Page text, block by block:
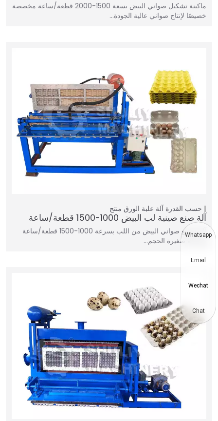
ماكينة تشكيل صواني البيض بسعة 1500-2000 قطعة/ساعة مخصصة
خصيصًا لإنتاج صواني عالية الجودة…
حسب القدرة آلة علبة الورق منتج
آلة صنع صينية لب البيض 1000-1500 قطعة/ساعة
آلة تصنيع صواني البيض من اللب بسرعة 1000-1500 قطعة/ساعة
هي آلة صغيرة الحجم…
Whatsapp
Email
Wechat
Chat